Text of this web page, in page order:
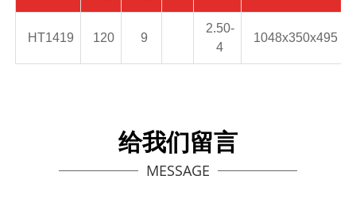
HT1419 120 9
2.50-
4
1048x350x495
给我们留言
MESSAGE